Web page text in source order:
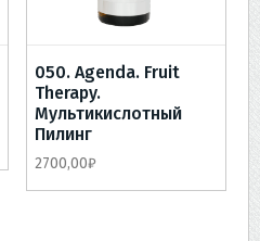
050. Agenda. Fruit
Therapy.
Мультикислотный
Пилинг
2700,00₽